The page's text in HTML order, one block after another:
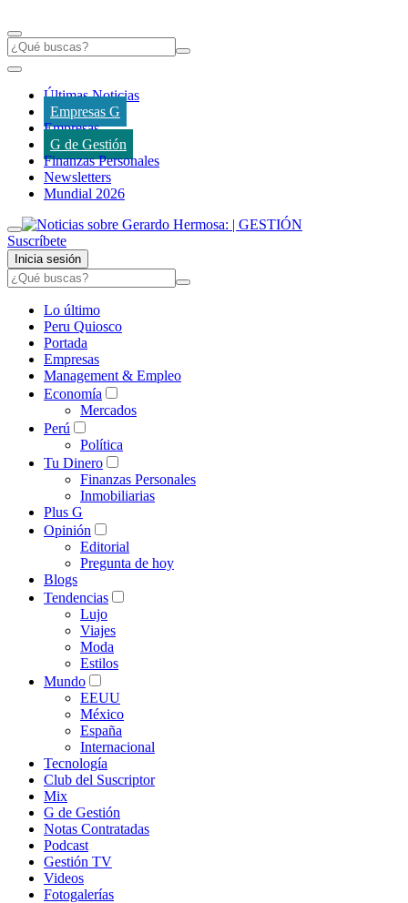
Últimas Noticias
Empresas G
Empresas
G de Gestión
Finanzas Personales
Newsletters
Mundial 2026
Suscríbete
Inicia sesión
Lo último
Peru Quiosco
Portada
Empresas
Management & Empleo
Economía
Mercados
Perú
Política
Tu Dinero
Finanzas Personales
Inmobiliarias
Plus G
Opinión
Editorial
Pregunta de hoy
Blogs
Tendencias
Lujo
Viajes
Moda
Estilos
Mundo
EEUU
México
España
Internacional
Tecnología
Club del Suscriptor
Mix
G de Gestión
Notas Contratadas
Podcast
Gestión TV
Videos
Fotogalerías